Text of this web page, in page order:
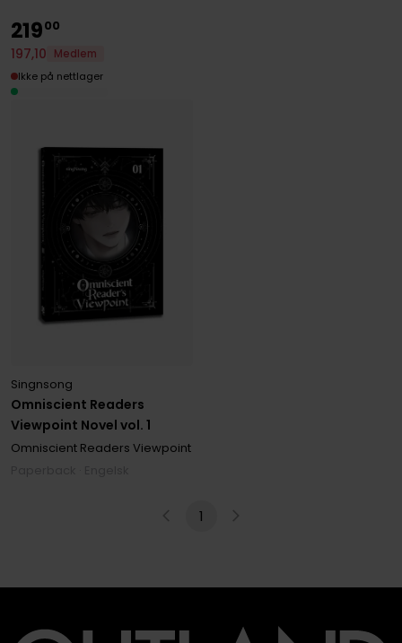
Omniscient Readers
Viewpoint Novel vol. 1
Singnsong
Omniscient Readers Viewpoint
21900
197,10
Medlem
Ikke på nettlager
1